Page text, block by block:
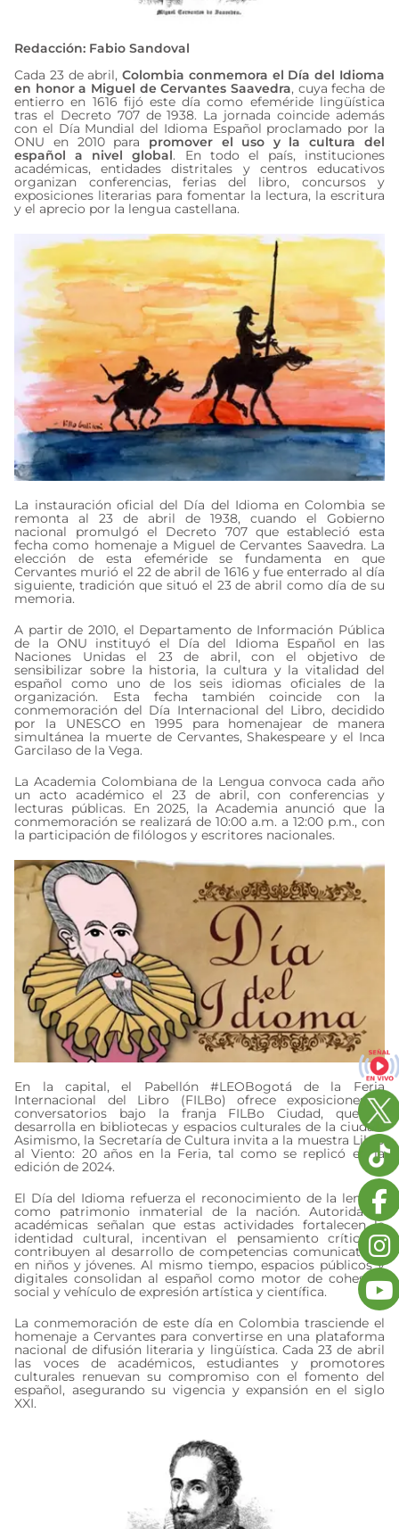
Redacción: Fabio Sandoval
Cada 23 de abril,Colombia conmemora el Día del Idioma
en honor a Miguel de Cervantes Saavedra, cuya fecha de
entierro en 1616 fijó este día como efeméride lingüística
tras el Decreto 707 de 1938. La jornada coincide además
con el Día Mundial del Idioma Español proclamado por la
ONU en 2010 para promover el uso y la cultura del
español a nivel global. En todo el país, instituciones
académicas, entidades distritales y centros educativos
organizan conferencias, ferias del libro, concursos y
exposiciones literarias para fomentar la lectura, la escritura
y el aprecio por la lengua castellana.
La instauración oficial del Día del Idioma en Colombia se
remonta al 23 de abril de 1938, cuando el Gobierno
nacional promulgó el Decreto 707 que estableció esta
fecha como homenaje a Miguel de Cervantes Saavedra. La
elección de esta efeméride se fundamenta en que
Cervantes murió el 22 de abril de 1616 y fue enterrado al día
siguiente, tradición que situó el 23 de abril como día de su
memoria.
A partir de 2010, el Departamento de Información Pública
de la ONU instituyó el Día del Idioma Español en las
Naciones Unidas el 23 de abril, con el objetivo de
sensibilizar sobre la historia, la cultura y la vitalidad del
español como uno de los seis idiomas oficiales de la
organización. Esta fecha también coincide con la
conmemoración del Día Internacional del Libro, decidido
por la UNESCO en 1995 para homenajear de manera
simultánea la muerte de Cervantes, Shakespeare y el Inca
Garcilaso de la Vega.
La Academia Colombiana de la Lengua convoca cada año
un acto académico el 23 de abril, con conferencias y
lecturas públicas. En 2025, la Academia anunció que la
conmemoración se realizará de 10:00 a.m. a 12:00 p.m., con
la participación de filólogos y escritores nacionales.
En la capital, el Pabellón #LEOBogotá de la Feria
Internacional del Libro (FILBo) ofrece exposiciones y
conversatorios bajo la franja FILBo Ciudad, que se
desarrolla en bibliotecas y espacios culturales de la ciudad.
Asimismo, la Secretaría de Cultura invita a la muestra Libro
al Viento: 20 años en la Feria, tal como se replicó en la
edición de 2024.
El Día del Idioma refuerza el reconocimiento de la lengua
como patrimonio inmaterial de la nación. Autoridades
académicas señalan que estas actividades fortalecen la
identidad cultural, incentivan el pensamiento crítico y
contribuyen al desarrollo de competencias comunicativas
en niños y jóvenes. Al mismo tiempo, espacios públicos y
digitales consolidan al español como motor de cohesión
social y vehículo de expresión artística y científica.
La conmemoración de este día en Colombia trasciende el
homenaje a Cervantes para convertirse en una plataforma
nacional de difusión literaria y lingüística. Cada 23 de abril
las voces de académicos, estudiantes y promotores
culturales renuevan su compromiso con el fomento del
español, asegurando su vigencia y expansión en el siglo
XXI.